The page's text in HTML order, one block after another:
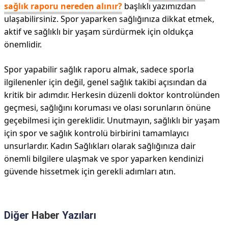
sağlık raporu nereden alınır? başlıklı yazımızdan
ulaşabilirsiniz. Spor yaparken sağlığınıza dikkat etmek,
aktif ve sağlıklı bir yaşam sürdürmek için oldukça
önemlidir.
Spor yapabilir sağlık raporu almak, sadece sporla
ilgilenenler için değil, genel sağlık takibi açısından da
kritik bir adımdır. Herkesin düzenli doktor kontrolünden
geçmesi, sağlığını koruması ve olası sorunların önüne
geçebilmesi için gereklidir. Unutmayın, sağlıklı bir yaşam
için spor ve sağlık kontrolü birbirini tamamlayıcı
unsurlardır. Kadın Sağlıkları olarak sağlığınıza dair
önemli bilgilere ulaşmak ve spor yaparken kendinizi
güvende hissetmek için gerekli adımları atın.
Diğer Haber Yazıları